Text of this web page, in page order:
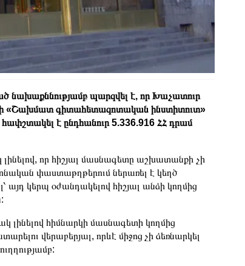
նախաքննությամբ պարզվել է, որ Խաչատուր
«Շախմատ գիտահետազոտական ինստիտուտ»
է ընդհանուր 5.336.916 ՀՀ դրամ
որ հիշյալ մասնագետը աշխատանքի չի
փաստաթղթերում ներառել է կեղծ
այդ կերպ օժանդակելով հիշյալ անձի կողմից
հիմնարկի մասնագետի կողմից
վերաբերյալ, որևէ միջոց չի ձեռնարկել